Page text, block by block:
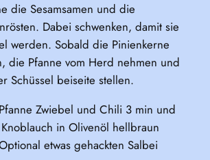
die Sesamsamen und die
Dabei schwenken, damit sie
werden. Sobald die Pinienkerne
die Pfanne vom Herd nehmen und
Schüssel beiseite stellen.
Zwiebel und Chili 3 min und
in Olivenöl hellbraun
etwas gehackten Salbei